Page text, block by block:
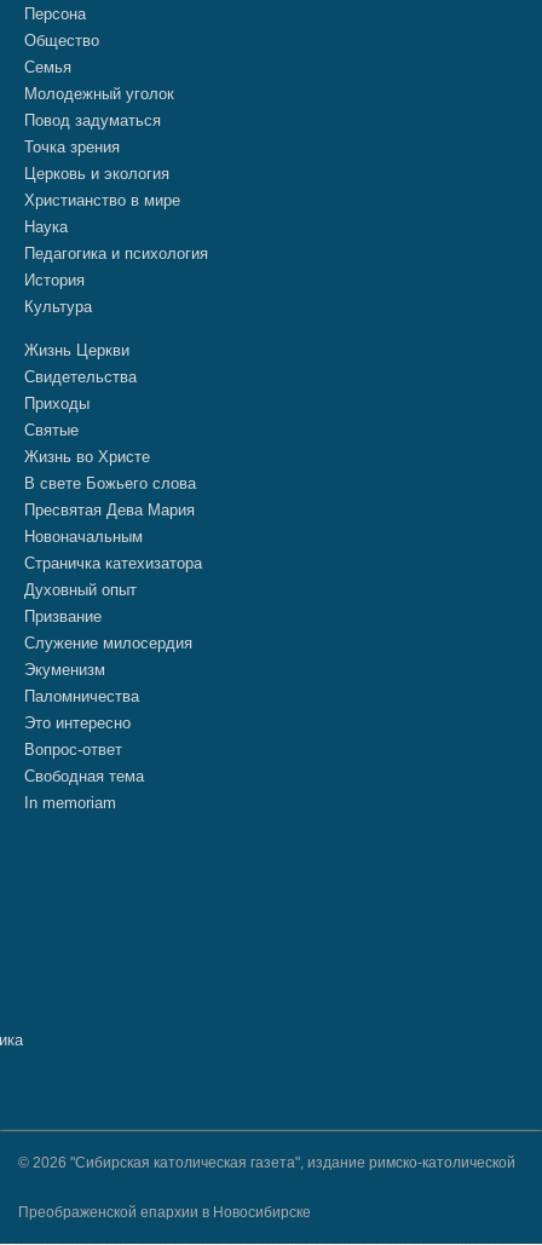
Персона
Общество
Семья
Молодежный уголок
Повод задуматься
Точка зрения
Церковь и экология
Христианство в мире
Наука
Педагогика и психология
История
Культура
Жизнь Церкви
Свидетельства
Приходы
Святые
Жизнь во Христе
В свете Божьего слова
Пресвятая Дева Мария
Новоначальным
Страничка катехизатора
Духовный опыт
Призвание
Служение милосердия
Экуменизм
Паломничества
Это интересно
Вопрос-ответ
Свободная тема
In memoriam
© 2026 "Сибирская католическая газета", издание римско-католической
Преображенской епархии в Новосибирске